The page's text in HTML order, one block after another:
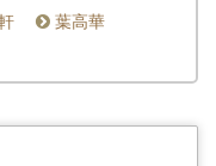
葉高華